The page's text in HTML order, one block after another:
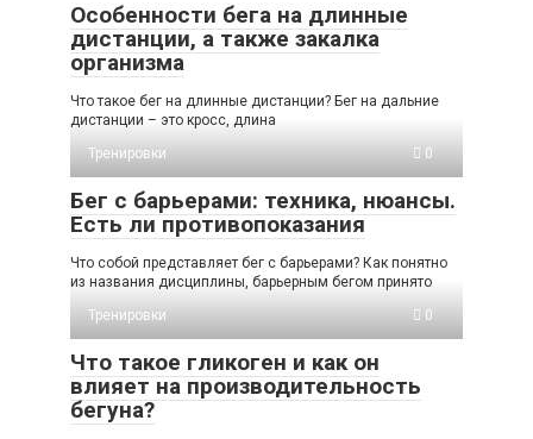
Особенности бега на длинные
дистанции, а также закалка
организма
Что такое бег на длинные дистанции? Бег на дальние
дистанции – это кросс, длина
Тренировки
0
Бег с барьерами: техника, нюансы.
Есть ли противопоказания
Что собой представляет бег с барьерами? Как понятно
из названия дисциплины, барьерным бегом принято
Тренировки
0
Что такое гликоген и как он
влияет на производительность
бегуна?